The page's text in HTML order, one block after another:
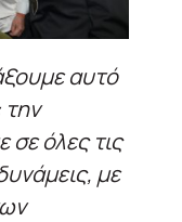
αυτό
όλες τις
με